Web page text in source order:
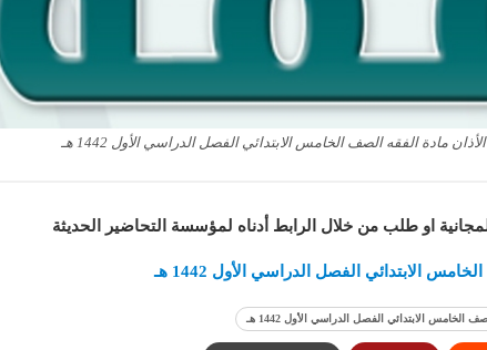
مادة الفقه الصف الخامس الابتدائي الفصل الدراسي الأول 1442 هـ
او طلب من خلال الرابط أدناه لمؤسسة التحاضير الحديثة
الابتدائي الفصل الدراسي الأول 1442 هـ
الابتدائي الفصل الدراسي الأول 1442 هـ